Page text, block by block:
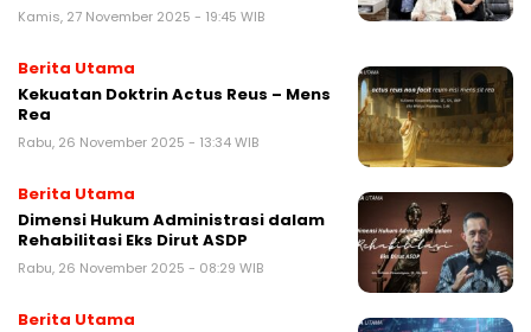
Kamis, 27 November 2025 - 19:45 WIB
Berita Utama
Kekuatan Doktrin Actus Reus – Mens
Rea
Rabu, 26 November 2025 - 13:34 WIB
Berita Utama
Dimensi Hukum Administrasi dalam
Rehabilitasi Eks Dirut ASDP
Rabu, 26 November 2025 - 08:29 WIB
Berita Utama